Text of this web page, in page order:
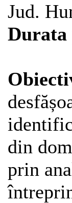
Jud.
din
prin